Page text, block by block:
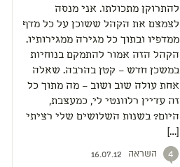
להתרוקן מתכולתו. אני מנסה
לצמצם את הקהל ששוכן על כל מדף
ממדפיו ובתוך כל מגירה ממגירותיו.
הקהל הזה אמור להתמקם בנוחיות
במשכן חדש – קטן בהרבה. שאלה
אחת עולה שוב ושוב – מה מתוך כל
זה עדיין רלוונטי לי, כמעצבת,
היום? בשנות השלושים שלי רציתי
[…]
4 השראה 16.07.12